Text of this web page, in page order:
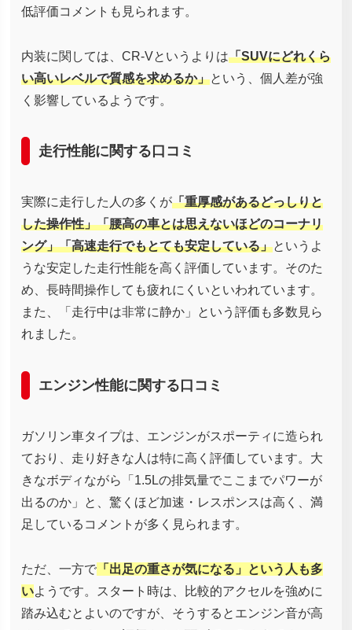
低評価コメントも見られます。
内装に関しては、CR-Vというよりは「SUVにどれくら
い高いレベルで質感を求めるか」という、個人差が強
く影響しているようです。
走行性能に関する口コミ
実際に走行した人の多くが「重厚感があるどっしりと
した操作性」「腰高の車とは思えないほどのコーナリ
ング」「高速走行でもとても安定している」というよ
うな安定した走行性能を高く評価しています。そのた
め、長時間操作しても疲れにくいといわれています。
また、「走行中は非常に静か」という評価も多数見ら
れました。
エンジン性能に関する口コミ
ガソリン車タイプは、エンジンがスポーティに造られ
ており、走り好きな人は特に高く評価しています。大
きなボディながら「1.5Lの排気量でここまでパワーが
出るのか」と、驚くほど加速・レスポンスは高く、満
足しているコメントが多く見られます。
ただ、一方で「出足の重さが気になる」という人も多
いようです。スタート時は、比較的アクセルを強めに
踏み込むとよいのですが、そうするとエンジン音が高